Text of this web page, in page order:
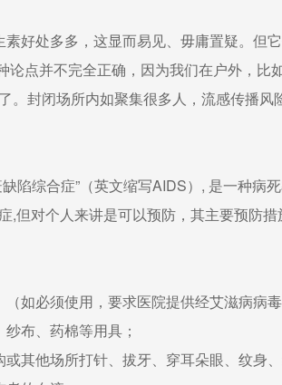
好处多多，这显而易见、毋庸置疑。但
点并不完全正确，因为我们在户外，比
。封闭场所内如聚集很多人，流感传播风
陷综合症”（英文缩写AIDS）, 是一种病
,但对个人来讲是可以预防，其主要预防措
如必须使用，要求医院提供经艾滋病病
布、药棉等用具；
其他场所打针、拔牙、穿耳朵眼、纹身